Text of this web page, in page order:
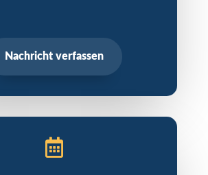
Nachricht verfassen
